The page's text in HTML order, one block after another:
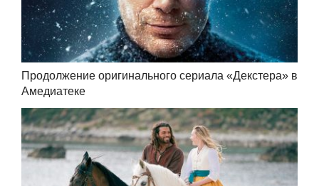
Продолжение оригинального сериала «Декстера» в
Амедиатеке